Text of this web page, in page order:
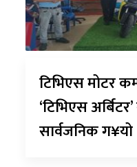
टिभिएस मोटर
‘टिभिएस
सार्वजनिक ग¥यो